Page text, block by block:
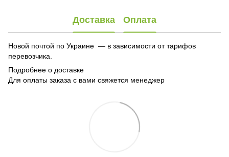
Доставка Оплата
Новой почтой по Украине — в зависимости от тарифов
перевозчика.
Подробнее о доставке
Для оплаты заказа с вами свяжется менеджер